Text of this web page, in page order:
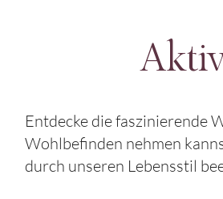
Entdecke die faszinierende
Wohlbefinden nehmen
durch unseren Lebensstil